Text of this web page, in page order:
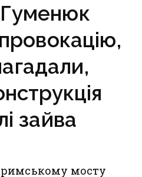
зайва
мосту